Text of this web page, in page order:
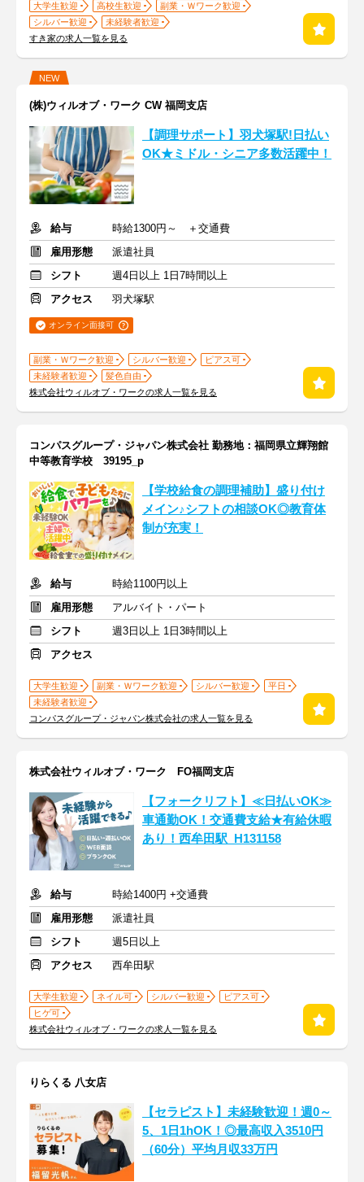
大学生歓迎 高校生歓迎
副業・Ｗワーク歓迎
シルバー歓迎
未経験者歓迎
すき家の求人一覧を見る
NEW
(株)ウィルオブ・ワーク CW 福岡支店
【調理サポート】羽犬塚駅!日払い
OK★ミドル・シニア多数活躍中！
給与
時給1300円～ ＋交通費
雇用形態
派遣社員
シフト
週4日以上 1日7時間以上
アクセス
羽犬塚駅
オンライン面接可
副業・Ｗワーク歓迎 シルバー歓迎
ピアス可
未経験者歓迎
髪色自由
株式会社ウィルオブ・ワークの求人一覧を見る
コンパスグループ・ジャパン株式会社 勤務地：福岡県立輝翔館
中等教育学校 39195_p
【学校給食の調理補助】盛り付け
メイン♪シフトの相談OK◎教育体
制が充実！
給与
時給1100円以上
雇用形態
アルバイト・パート
シフト
週3日以上 1日3時間以上
アクセス
大学生歓迎 副業・Ｗワーク歓迎 シルバー歓迎
平日
未経験者歓迎
コンパスグループ・ジャパン株式会社の求人一覧を見る
株式会社ウィルオブ・ワーク FO福岡支店
【フォークリフト】≪日払いOK≫
車通勤OK！交通費支給★有給休暇
あり！西牟田駅_H131158
給与
時給1400円 +交通費
雇用形態
派遣社員
シフト
週5日以上
アクセス
西牟田駅
大学生歓迎 ネイル可 シルバー歓迎
ピアス可
ヒゲ可
株式会社ウィルオブ・ワークの求人一覧を見る
りらくる 八女店
【セラピスト】未経験歓迎！週0～
5、1日1hOK！◎最高収入3510円
（60分）平均月収33万円